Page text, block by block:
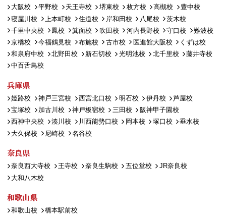
大阪校 平野校 天王寺校 堺東校 枚方校 高槻校
豊中校
寝屋川校
上本町校 住道校 岸和田校 八尾校
茨木校
千里中央校
鳳校 箕面校 吹田校 河内長野校 守口校
難波校
京橋校
今福鶴見校 布施校 古市校 医進館大阪校
くずは校
和泉府中校
北野田校 新石切校 光明池校 北千里校
藤井寺校
中百舌鳥校
兵庫県
姫路校 神戸三宮校 西宮北口校 明石校 伊丹校
芦屋校
宝塚校
加古川校 神戸板宿校 三田校
阪神甲子園校
西神中央校
湊川校 川西能勢口校 岡本校 塚口校
垂水校
大久保校
尼崎校 名谷校
奈良県
奈良西大寺校 王寺校 奈良生駒校 五位堂校
JR奈良校
大和八木校
和歌山県
和歌山校 橋本駅前校